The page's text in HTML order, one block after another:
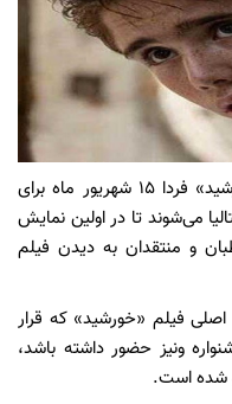
، عوامل فیلم «خورشید» فردا ۱۵ شهریور ماه برای
می‌شوند تا در اولین نمایش
و منتقدان به دیدن فیلم
فیلم «خورشید» که قرار
ونیز حضور داشته باشد،
شده است.